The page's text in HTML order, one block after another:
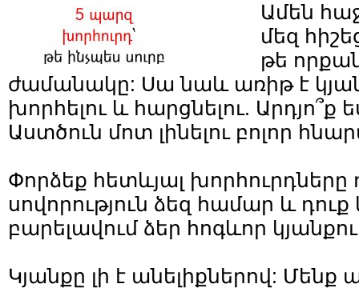
Ամեն
մեզ
թե
ժամանակը: Սա նաև առիթ է
խորհելու և հարցնելու. Արդյո՞ք
Աստծուն մոտ լինելու բոլոր
Փորձեք հետևյալ խորհուրդները
սովորություն ձեզ համար և
բարելավում ձեր հոգևոր
Կյանքը լի է անելիքներով: Մենք